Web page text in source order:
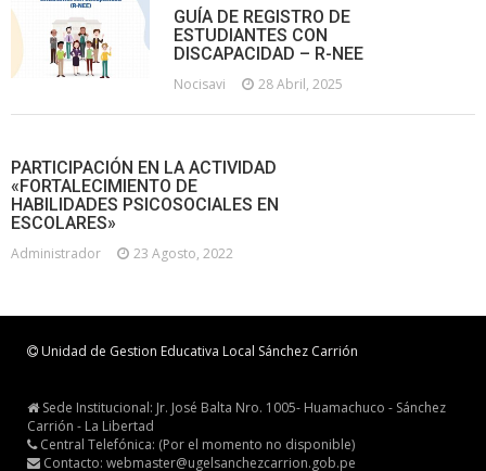
GUÍA DE REGISTRO DE
ESTUDIANTES CON
DISCAPACIDAD – R-NEE
Nocisavi 28 Abril, 2025
PARTICIPACIÓN EN LA ACTIVIDAD
«FORTALECIMIENTO DE
HABILIDADES PSICOSOCIALES EN
ESCOLARES»
Administrador 23 Agosto, 2022
Unidad de Gestion Educativa Local Sánchez Carrión
Sede Institucional: Jr. José Balta Nro. 1005- Huamachuco - Sánchez
Carrión - La Libertad
Central Telefónica: (Por el momento no disponible)
Contacto: webmaster@ugelsanchezcarrion.gob.pe